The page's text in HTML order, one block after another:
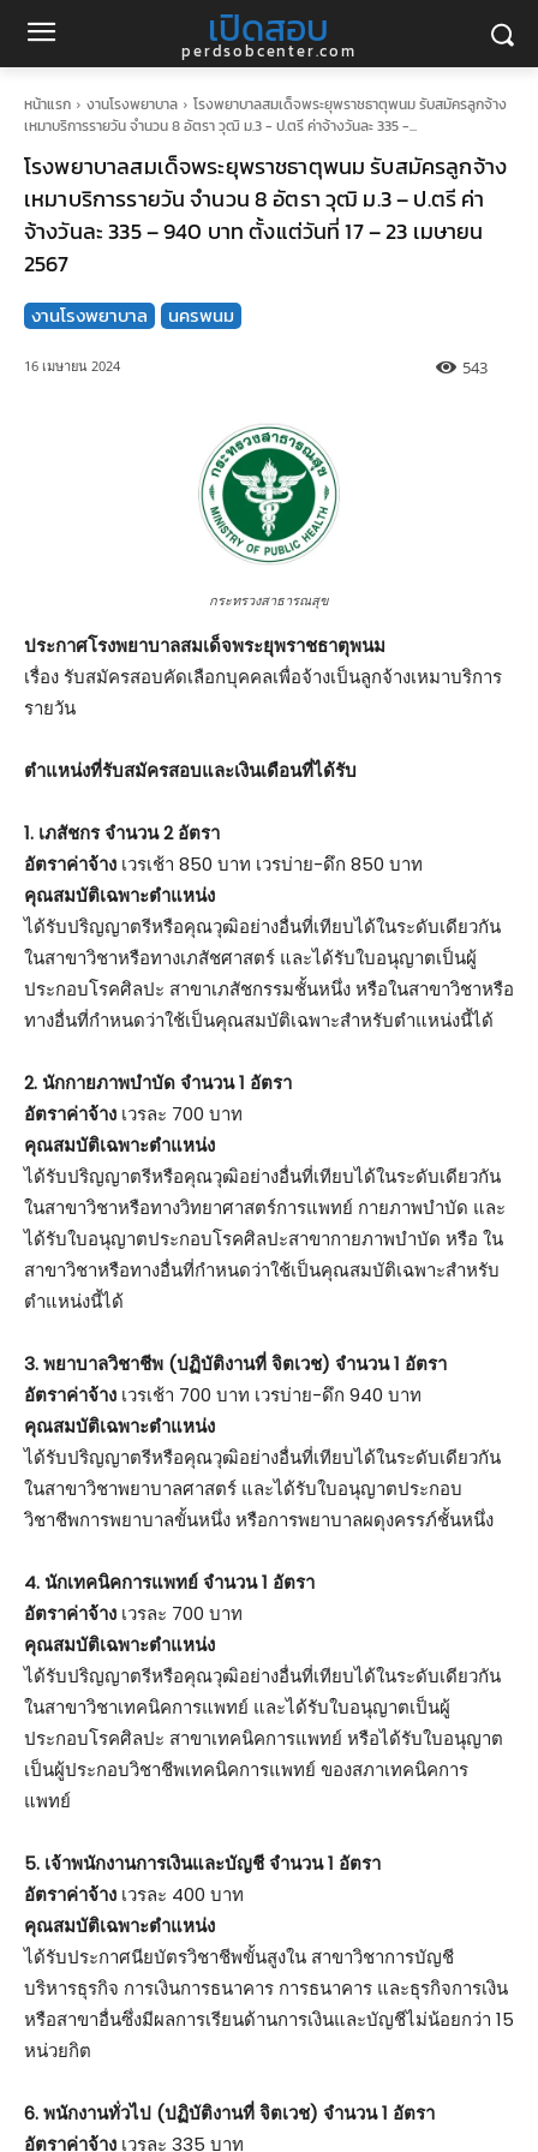
เปิดสอบ
perdsobcenter.com
หน้าแรก งานโรงพยาบาล
โรงพยาบาลสมเด็จพระยุพราชธาตุพนม รับสมัครลูกจ้าง
เหมาบริการรายวัน จำนวน 8 อัตรา วุฒิ ม.3 - ป.ตรี ค่าจ้างวันละ 335 -...
โรงพยาบาลสมเด็จพระยุพราชธาตุพนม รับสมัครลูกจ้าง
เหมาบริการรายวัน จำนวน 8 อัตรา วุฒิ ม.3 – ป.ตรี ค่า
จ้างวันละ 335 – 940 บาท ตั้งแต่วันที่ 17 – 23 เมษายน
2567
งานโรงพยาบาล นครพนม
16 เมษายน 2024 543
กระทรวงสาธารณสุข
ประกาศโรงพยาบาลสมเด็จพระยุพราชธาตุพนม
เรื่อง รับสมัครสอบคัดเลือกบุคคลเพื่อจ้างเป็นลูกจ้างเหมาบริการ
รายวัน
ตําแหน่งที่รับสมัครสอบและเงินเดือนที่ได้รับ
1. เภสัชกร จำนวน 2 อัตรา
อัตราค่าจ้าง เวรเช้า 850 บาท เวรบ่าย-ดึก 850 บาท
คุณสมบัติเฉพาะตำแหน่ง
ได้รับปริญญาตรีหรือคุณวุฒิอย่างอื่นที่เทียบได้ในระดับเดียวกัน
ในสาขาวิชาหรือทางเภสัชศาสตร์ และได้รับใบอนุญาตเป็นผู้
ประกอบโรคศิลปะ สาขาเภสัชกรรมชั้นหนึ่ง หรือในสาขาวิชาหรือ
ทางอื่นที่กำหนดว่าใช้เป็นคุณสมบัติเฉพาะสำหรับตำแหน่งนี้ได้
2. นักกายภาพบำบัด จำนวน 1 อัตรา
อัตราค่าจ้าง เวรละ 700 บาท
คุณสมบัติเฉพาะตำแหน่ง
ได้รับปริญญาตรีหรือคุณวุฒิอย่างอื่นที่เทียบได้ในระดับเดียวกัน
ในสาขาวิชาหรือทางวิทยาศาสตร์การแพทย์ กายภาพบำบัด และ
ได้รับใบอนุญาตประกอบโรคศิลปะสาขากายภาพบำบัด หรือ ใน
สาขาวิชาหรือทางอื่นที่กำหนดว่าใช้เป็นคุณสมบัติเฉพาะสำหรับ
ตำแหน่งนี้ได้
3. พยาบาลวิชาชีพ (ปฏิบัติงานที่ จิตเวช) จำนวน 1 อัตรา
อัตราค่าจ้าง เวรเช้า 700 บาท เวรบ่าย-ดึก 940 บาท
คุณสมบัติเฉพาะตำแหน่ง
ได้รับปริญญาตรีหรือคุณวุฒิอย่างอื่นที่เทียบได้ในระดับเดียวกัน
ในสาขาวิชาพยาบาลศาสตร์ และได้รับใบอนุญาตประกอบ
วิชาชีพการพยาบาลขั้นหนึ่ง หรือการพยาบาลผดุงครรภ์ชั้นหนึ่ง
4. นักเทคนิคการแพทย์ จำนวน 1 อัตรา
อัตราค่าจ้าง เวรละ 700 บาท
คุณสมบัติเฉพาะตำแหน่ง
ได้รับปริญญาตรีหรือคุณวุฒิอย่างอื่นที่เทียบได้ในระดับเดียวกัน
ในสาขาวิชาเทคนิคการแพทย์ และได้รับใบอนุญาตเป็นผู้
ประกอบโรคศิลปะ สาขาเทคนิคการแพทย์ หรือได้รับใบอนุญาต
เป็นผู้ประกอบวิชาชีพเทคนิคการแพทย์ ของสภาเทคนิคการ
แพทย์
5. เจ้าพนักงานการเงินและบัญชี จำนวน 1 อัตรา
อัตราค่าจ้าง เวรละ 400 บาท
คุณสมบัติเฉพาะตำแหน่ง
ได้รับประกาศนียบัตรวิชาชีพขั้นสูงใน สาขาวิชาการบัญชี
บริหารธุรกิจ การเงินการธนาคาร การธนาคาร และธุรกิจการเงิน
หรือสาขาอื่นซึ่งมีผลการเรียนด้านการเงินและบัญชีไม่น้อยกว่า 15
หน่วยกิต
6. พนักงานทั่วไป (ปฏิบัติงานที่ จิตเวช) จำนวน 1 อัตรา
อัตราค่าจ้าง เวรละ 335 บาท